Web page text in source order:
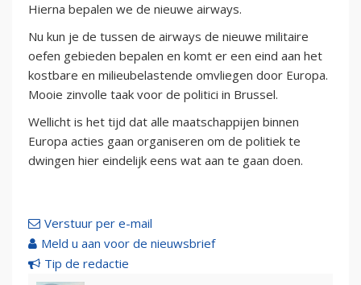
Hierna bepalen we de nieuwe airways.
Nu kun je de tussen de airways de nieuwe militaire
oefen gebieden bepalen en komt er een eind aan het
kostbare en milieubelastende omvliegen door Europa.
Mooie zinvolle taak voor de politici in Brussel.
Wellicht is het tijd dat alle maatschappijen binnen
Europa acties gaan organiseren om de politiek te
dwingen hier eindelijk eens wat aan te gaan doen.
Verstuur per e-mail
Meld u aan voor de nieuwsbrief
Tip de redactie